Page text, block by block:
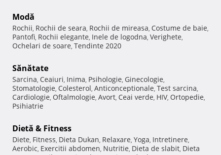
Modă
Rochii, Rochii de seara, Rochii de mireasa, Costume de baie,
Pantofi, Rochii elegante, Inele de logodna, Verighete,
Ochelari de soare, Tendinte 2020
Sănătate
Sarcina, Ceaiuri, Inima, Psihologie, Ginecologie,
Stomatologie, Colesterol, Anticonceptionale, Test sarcina,
Cardiologie, Oftalmologie, Avort, Ceai verde, HIV, Ortopedie,
Psihiatrie
Dietă & Fitness
Diete, Fitness, Dieta Dukan, Relaxare, Yoga, Intretinere,
Aerobic, Exercitii abdomen, Nutritie, Dieta de slabit, Dieta